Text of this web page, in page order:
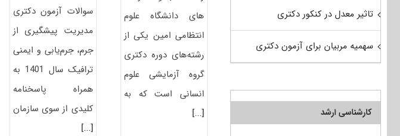
های دانشگاه علوم
انتظامی امین یکی از
رشته‌های دوره دکتری
گروه آزمایشی علوم
انسانی است که به
[...]
سوالات آزمون دکتری
مدیریت پیشگیری از
جرم، جرم‌یابی و ایمنی
ترافیک سال 1401 به
همراه پاسخنامه
کلیدی از سوی سازمان
[...]
تاثیر معدل در کنکور دکتری
سهمیه مربیان برای آزمون دکتری
کارشناسی ارشد